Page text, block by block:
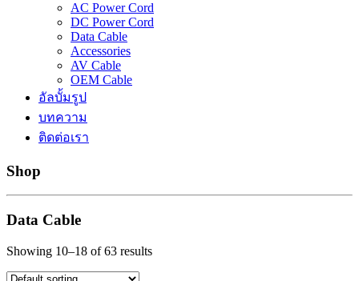
AC Power Cord
DC Power Cord
Data Cable
Accessories
AV Cable
OEM Cable
อัลบั้มรูป
บทความ
ติดต่อเรา
Shop
Data Cable
Showing 10–18 of 63 results